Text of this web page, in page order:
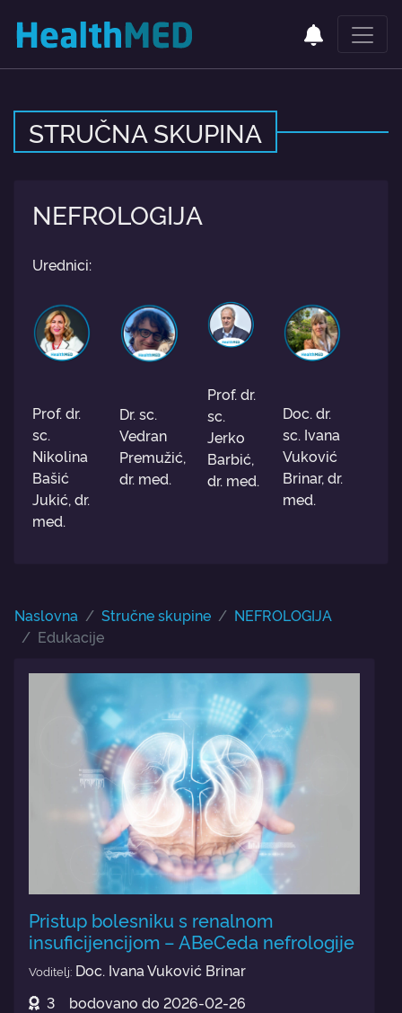
STRUČNA SKUPINA
NEFROLOGIJA
Urednici:
Prof. dr.
sc.
Nikolina
Bašić
Jukić, dr.
med.
Dr. sc.
Vedran
Premužić,
dr. med.
Prof. dr.
sc.
Jerko
Barbić,
dr. med.
Doc. dr.
sc. Ivana
Vuković
Brinar, dr.
med.
Naslovna Stručne skupine
NEFROLOGIJA
Edukacije
Pristup bolesniku s renalnom
insuficijencijom – ABeCeda nefrologije
Voditelj: Doc. Ivana Vuković Brinar
3
bodovano do 2026-02-26